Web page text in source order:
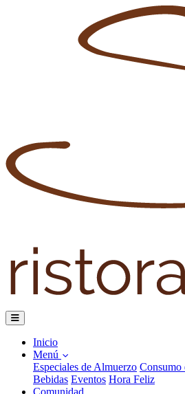
Inicio
Menú
Especiales de Almuerzo Consumo
Bebidas Eventos Hora Feliz
Comunidad